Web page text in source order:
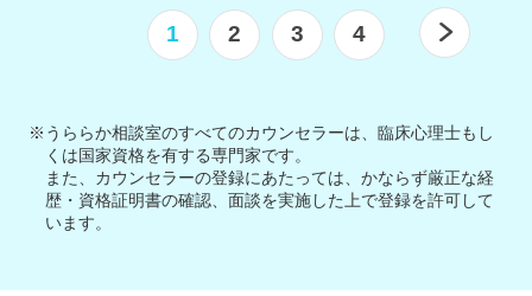
1 2 3 4
※うららか相談室のすべてのカウンセラーは、臨床心理士もし
くは国家資格を有する専門家です。
また、カウンセラーの登録にあたっては、かならず厳正な経
歴・資格証明書の確認、面談を実施した上で登録を許可して
います。